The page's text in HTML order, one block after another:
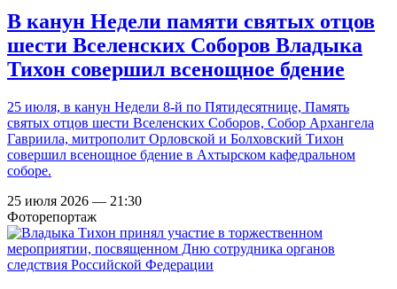
В канун Недели памяти святых отцов
шести Вселенских Соборов Владыка
Тихон совершил всенощное бдение
25 июля, в канун Недели 8-й по Пятидесятнице, Память
святых отцов шести Вселенских Соборов, Собор Архангела
Гавриила, митрополит Орловской и Болховский Тихон
совершил всенощное бдение в Ахтырском кафедральном
соборе.
25 июля 2026 — 21:30
Фоторепортаж